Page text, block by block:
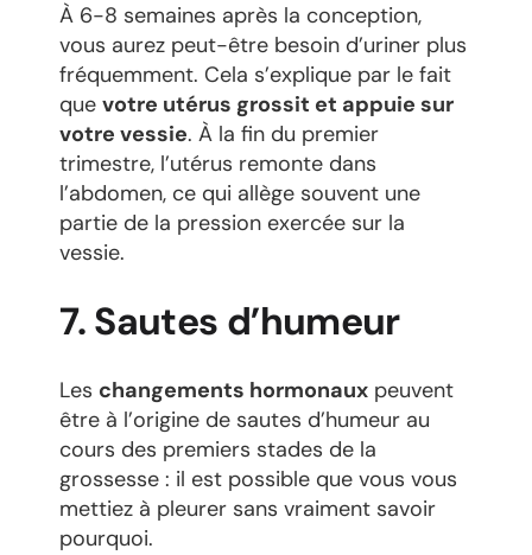
À 6-8 semaines après la conception,
vous aurez peut-être besoin d’uriner plus
fréquemment. Cela s’explique par le fait
quevotre utérus grossit et appuie sur
votre vessie. À la fin du premier
trimestre, l’utérus remonte dans
l’abdomen, ce qui allège souvent une
partie de la pression exercée sur la
vessie.
7. Sautes d’humeur
Les changements hormonaux peuvent
être à l’origine de sautes d’humeur au
cours des premiers stades de la
grossesse : il est possible que vous vous
mettiez à pleurer sans vraiment savoir
pourquoi.